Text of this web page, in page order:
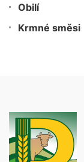
Obilí
Krmné směsi